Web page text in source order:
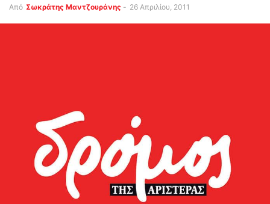
Από Σωκράτης Μαντζουράνης - 26 Απριλίου, 2011